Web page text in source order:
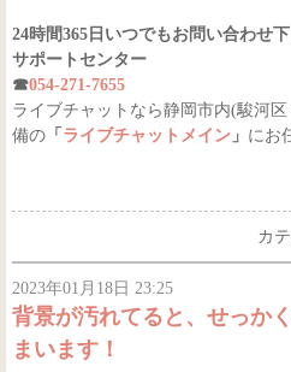
24時間365日いつでもお問い合わせ下
サポートセンター
☎054-271-7655
ライブチャットなら静岡市内(駿河
備の 「 ライブチャットメイン 」 にお
カ
2023年01月18日 23:25
背景が汚れてると、せっか
まいます！